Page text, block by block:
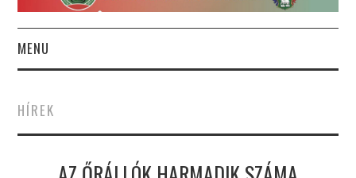
MENU
HÍREK
ESEMÉNYNAPTÁR
HÍREK